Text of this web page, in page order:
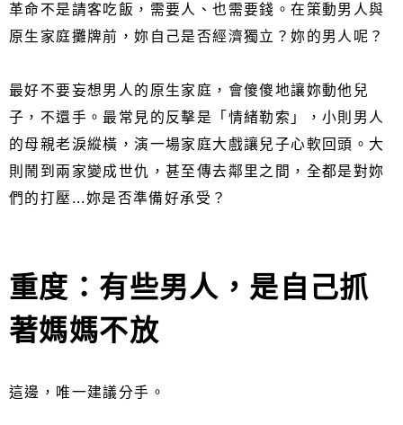
革命不是請客吃飯，需要人、也需要錢。在策動男人與
原生家庭攤牌前，妳自己是否經濟獨立？妳的男人呢？
最好不要妄想男人的原生家庭，會傻傻地讓妳動他兒
子，不還手。最常見的反擊是「情緒勒索」，小則男人
的母親老淚縱橫，演一場家庭大戲讓兒子心軟回頭。大
則鬧到兩家變成世仇，甚至傳去鄰里之間，全都是對妳
們的打壓...妳是否準備好承受？
重度：有些男人，是自己抓
著媽媽不放
這邊，唯一建議分手。